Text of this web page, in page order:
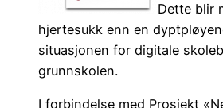
Dette blir
hjertesukk enn en
situasjonen for digitale
grunnskolen.
I forbindelse med Prosjekt